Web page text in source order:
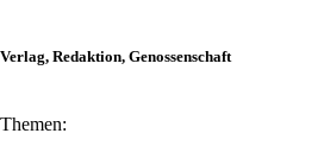
Verlag, Redaktion, Genossenschaft
Themen: